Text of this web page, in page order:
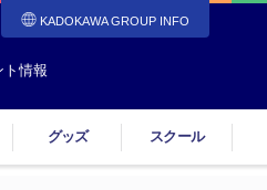
KADOKAWA GROUP INFO
ト情報
グッズ スクール